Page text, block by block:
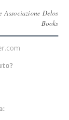
Delos
Books